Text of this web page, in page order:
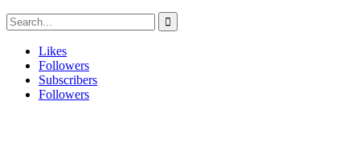
Likes
Followers
Subscribers
Followers